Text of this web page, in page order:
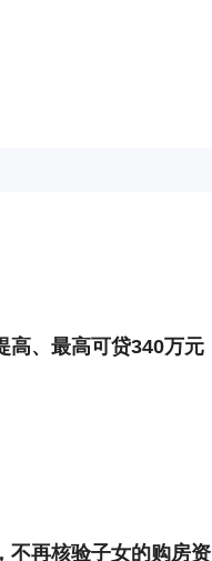
高、最高可贷340万元
不再核验子女的购房资